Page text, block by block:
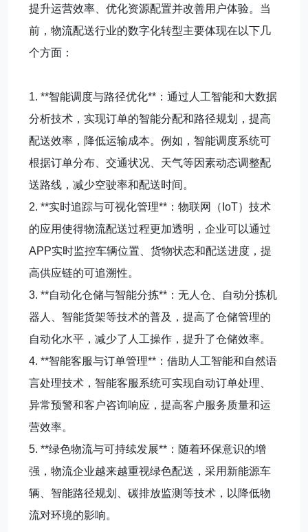
提升运营效率、优化资源配置并改善用户体验。当
前，物流配送行业的数字化转型主要体现在以下几
个方面：
1. **智能调度与路径优化**：通过人工智能和大数据
分析技术，实现订单的智能分配和路径规划，提高
配送效率，降低运输成本。例如，智能调度系统可
根据订单分布、交通状况、天气等因素动态调整配
送路线，减少空驶率和配送时间。
2. **实时追踪与可视化管理**：物联网（IoT）技术
的应用使得物流配送过程更加透明，企业可以通过
APP实时监控车辆位置、货物状态和配送进度，提
高供应链的可追溯性。
3. **自动化仓储与智能分拣**：无人仓、自动分拣机
器人、智能货架等技术的普及，提高了仓储管理的
自动化水平，减少了人工操作，提升了仓储效率。
4. **智能客服与订单管理**：借助人工智能和自然语
言处理技术，智能客服系统可实现自动订单处理、
异常预警和客户咨询响应，提高客户服务质量和运
营效率。
5. **绿色物流与可持续发展**：随着环保意识的增
强，物流企业越来越重视绿色配送，采用新能源车
辆、智能路径规划、碳排放监测等技术，以降低物
流对环境的影响。